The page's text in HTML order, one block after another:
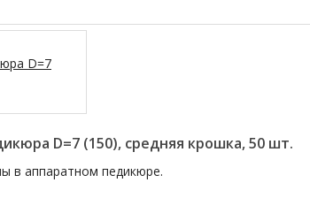
D=7 (150), средняя крошка, 50 шт.
в аппаратном педикюре.